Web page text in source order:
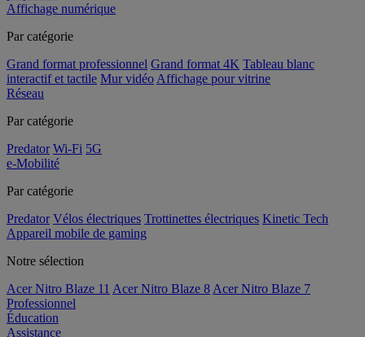
Affichage numérique
Par catégorie
Grand format professionnel Grand format 4K Tableau blanc
interactif et tactile Mur vidéo Affichage pour vitrine
Réseau
Par catégorie
Predator Wi-Fi 5G
e-Mobilité
Par catégorie
Predator Vélos électriques Trottinettes électriques Kinetic Tech
Appareil mobile de gaming
Notre sélection
Acer Nitro Blaze 11 Acer Nitro Blaze 8 Acer Nitro Blaze 7
Professionnel
Éducation
Assistance